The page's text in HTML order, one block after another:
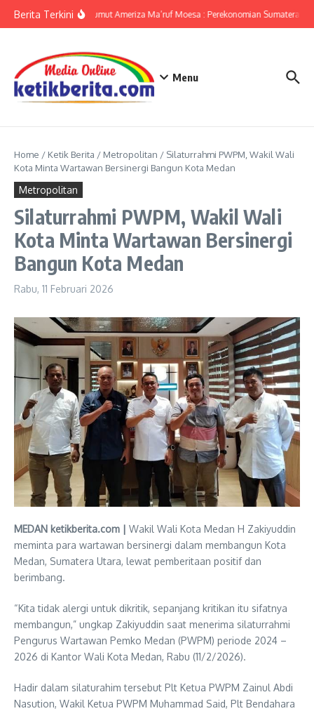
Berita TerkiniKPwBI Sumut Ameriza Ma’ruf Moesa : Perekonomian Sumatera
Menu
Home / Ketik Berita / Metropolitan / Silaturrahmi PWPM, Wakil Wali
Kota Minta Wartawan Bersinergi Bangun Kota Medan
Metropolitan
Silaturrahmi PWPM, Wakil Wali
Kota Minta Wartawan Bersinergi
Bangun Kota Medan
Rabu, 11 Februari 2026
MEDAN ketikberita.com | Wakil Wali Kota Medan H Zakiyuddin
meminta para wartawan bersinergi dalam membangun Kota
Medan, Sumatera Utara, lewat pemberitaan positif dan
berimbang.
“Kita tidak alergi untuk dikritik, sepanjang kritikan itu sifatnya
membangun,” ungkap Zakiyuddin saat menerima silaturrahmi
Pengurus Wartawan Pemko Medan (PWPM) periode 2024 –
2026 di Kantor Wali Kota Medan, Rabu (11/2/2026).
Hadir dalam silaturahim tersebut Plt Ketua PWPM Zainul Abdi
Nasution, Wakil Ketua PWPM Muhammad Said, Plt Bendahara